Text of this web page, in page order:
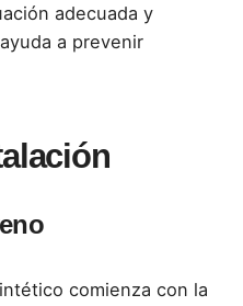
adecuada y
a prevenir
comienza con la